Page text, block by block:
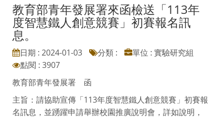
教育部青年發展署來函檢送「113年
度智慧鐵人創意競賽」初賽報名訊
息。
日期 : 2024-01-03 分類 :
單位 : 實驗研究組
點閱 : 3907
教育部青年發展署 函
主旨：請協助宣傳「113年度智慧鐵人創意競賽」初賽報
名訊息，並踴躍申請舉辦校園推廣說明會，詳如說明，